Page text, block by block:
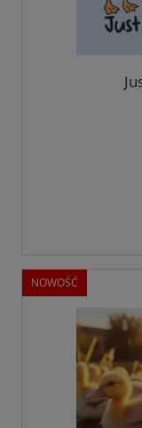
NOWOŚĆ